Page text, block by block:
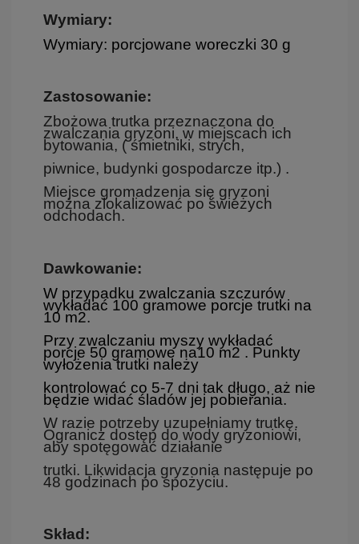
Wymiary:
Wymiary: porcjowane woreczki 30 g
Zastosowanie:
Zbożowa trutka przeznaczona do
zwalczania gryzoni, w miejscach ich
bytowania, ( śmietniki, strych,
piwnice, budynki gospodarcze itp.) .
Miejsce gromadzenia się gryzoni
można zlokalizować po świeżych
odchodach.
Dawkowanie:
W przypadku zwalczania szczurów
wykładać 100 gramowe porcje trutki na
10 m2.
Przy zwalczaniu myszy wykładać
porcje 50 gramowe na10 m2 . Punkty
wyłożenia trutki należy
kontrolować co 5-7 dni tak długo, aż nie
będzie widać śladów jej pobierania.
W razie potrzeby uzupełniamy trutkę.
Ogranicz dostęp do wody gryzoniowi,
aby spotęgować działanie
trutki. Likwidacja gryzonia następuje po
48 godzinach po spożyciu.
Skład: